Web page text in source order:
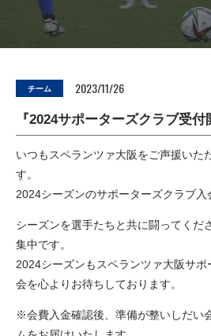
チーム 2023/11/26
『2024サポーターズクラブ受付
いつもスペランツァ大阪をご声援いた
す。
2024シーズンのサポーターズクラブ入
シーズンを選手たちと共に闘ってくだ
集中です。
2024シーズンもスペランツァ大阪サポ
会を心よりお待ちしております。
※会費入金確認後、準備が整いしだい